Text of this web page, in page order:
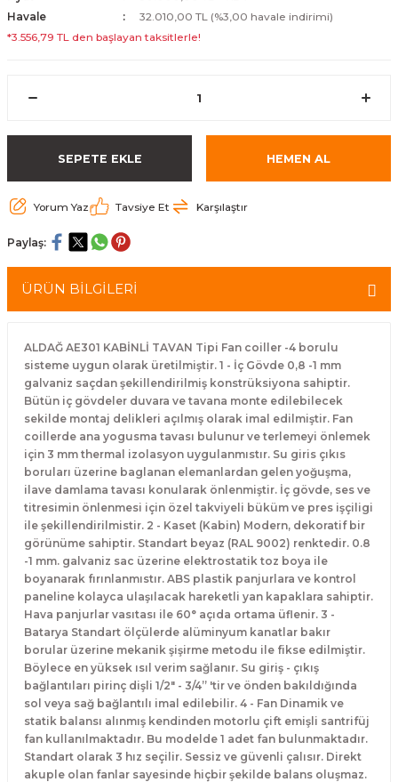
Havale
32.010,00 TL (%3,00 havale indirimi)
*3.556,79 TL den başlayan taksitlerle!
SEPETE EKLE HEMEN AL
Yorum Yaz Tavsiye Et Karşılaştır
Paylaş:
ÜRÜN BİLGİLERİ
ALDAĞ AE301 KABİNLİ TAVAN Tipi Fan coiller -4 borulu
sisteme uygun olarak üretilmiştir. 1 - İç Gövde 0,8 -1 mm
galvaniz saçdan şekillendirilmiş konstrüksiyona sahiptir.
Bütün iç gövdeler duvara ve tavana monte edilebilecek
sekilde montaj delikleri açılmış olarak imal edilmiştir. Fan
coillerde ana yogusma tavası bulunur ve terlemeyi önlemek
için 3 mm thermal izolasyon uygulanmıstır. Su giris çıkıs
boruları üzerine baglanan elemanlardan gelen yoğuşma,
ilave damlama tavası konularak önlenmiştir. İç gövde, ses ve
titresimin önlenmesi için özel takviyeli büküm ve pres işçiligi
ile şekillendirilmistir. 2 - Kaset (Kabin) Modern, dekoratif bir
görünüme sahiptir. Standart beyaz (RAL 9002) renktedir. 0.8
-1 mm. galvaniz sac üzerine elektrostatik toz boya ile
boyanarak fırınlanmıstır. ABS plastik panjurlara ve kontrol
paneline kolayca ulaşılacak hareketli yan kapaklara sahiptir.
Hava panjurlar vasıtası ile 60° açıda ortama üflenir. 3 -
Batarya Standart ölçülerde alüminyum kanatlar bakır
borular üzerine mekanik şişirme metodu ile fikse edilmiştir.
Böylece en yüksek ısıl verim sağlanır. Su giriş - çıkış
bağlantıları pirinç dişli 1/2" - 3/4” 'tir ve önden bakıldığında
sol veya sağ bağlantılı imal edilebilir. 4 - Fan Dinamik ve
statik balansı alınmış kendinden motorlu çift emişli santrifüj
fan kullanılmaktadır. Bu modelde 1 adet fan bulunmaktadır.
Standart olarak 3 hız seçilir. Sessiz ve güvenli çalısır. Direkt
akuple olan fanlar sayesinde hiçbir şekilde balans oluşmaz.